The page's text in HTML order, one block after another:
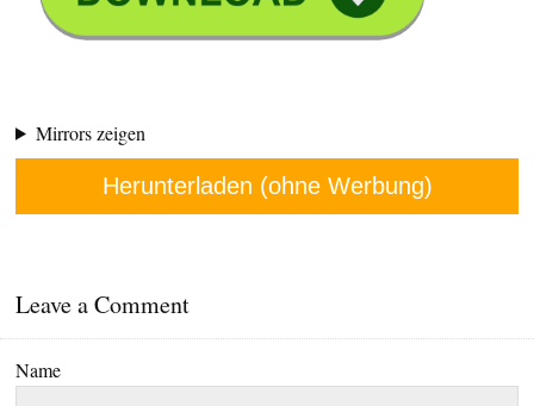
Mirrors zeigen
Herunterladen (ohne Werbung)
Leave a Comment
Name